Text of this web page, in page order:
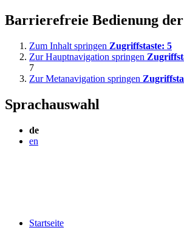
Barrierefreie Bedienung der
Zum Inhalt springen Zugriffstaste: 5
Zur Hauptnavigation springen
7
Zur Metanavigation springen
Sprachauswahl
de
en
Startseite